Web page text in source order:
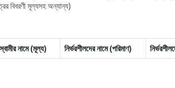
বিবরণী মূল্যসহ অন্যান্য)
নামে (মূল্য) নির্ভরশীলদের নামে (পরিমাণ)